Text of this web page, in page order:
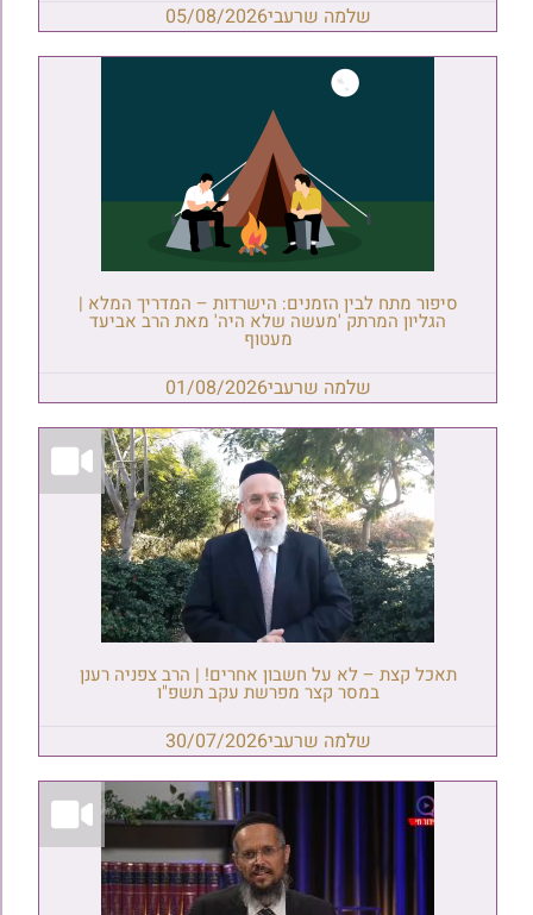
שלמה שרעבי05/08/2026
סיפור מתח לבין הזמנים: הישרדות – המדריך המלא |
הגליון המרתק 'מעשה שלא היה' מאת הרב אביעד
מעטוף
שלמה שרעבי01/08/2026
תאכל קצת – לא על חשבון אחרים! | הרב צפניה רענן
במסר קצר מפרשת עקב תשפ"ו
שלמה שרעבי30/07/2026